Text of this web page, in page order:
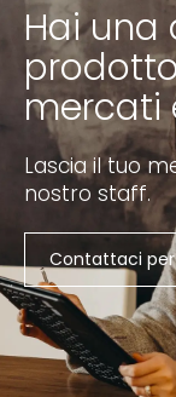
Hai una
mercati
Lascia il tuo
nostro staff.
Contattaci